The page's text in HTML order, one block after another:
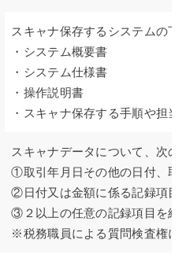
スキャナ保存するシステムの
・システム概要書
・システム仕様書
・操作説明書
・スキャナ保存する手順や担当
スキャナデータについて、次
①取引年⽉日その他の日付、取
②日付又は金額に係る記録項目
③２以上の任意の記録項目を組
※税務職員による質問検査権に